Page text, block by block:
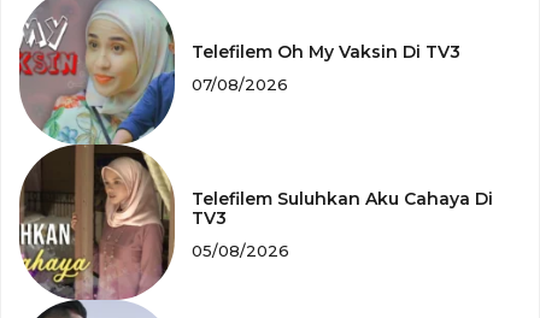
Telefilem Oh My Vaksin Di TV3
07/08/2026
Telefilem Suluhkan Aku Cahaya Di
TV3
05/08/2026